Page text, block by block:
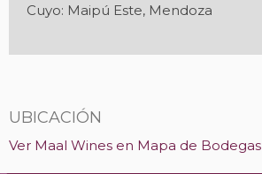
Cuyo: Maipú Este, Mendoza
UBICACIÓN
Ver Maal Wines en Mapa de Bodegas